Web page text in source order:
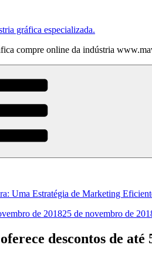
gráfica especializada.
compre online da indústria
Uma Estratégia de Marketing
de 201825 de novembro de
descontos de